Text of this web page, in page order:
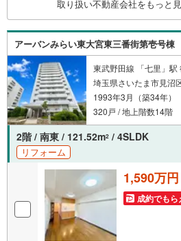
トナーに変わって予め確認も
で参加もできます・お気軽に
0～18:30こちらのお時間でし
ムーズですお気軽にお問合せく
取り扱い不動産会社をもっと
アーバンみらい東大宮東三番街第壱号棟
東武野田線 「七里」駅
埼玉県さいたま市見沼
1993年3月（築34年）
320戸 / 地上階数14階
2階 / 南東 / 121.52m2 / 4SLDK
リフォーム
1,590万円
成約でもら